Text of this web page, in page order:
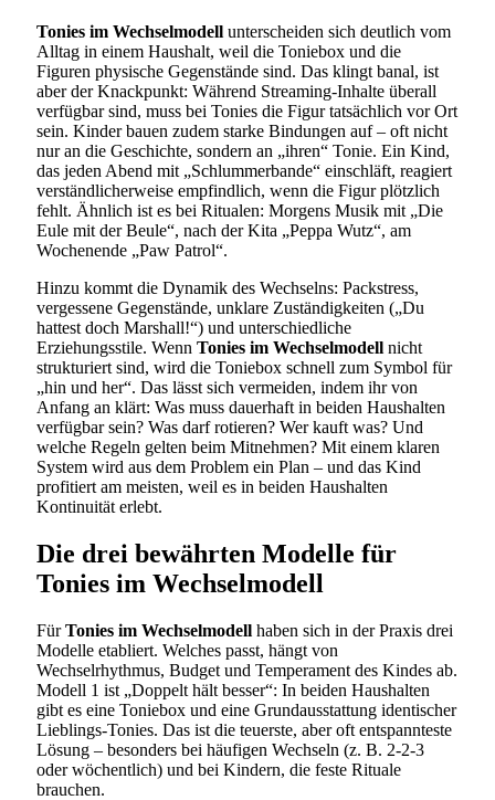
Tonies im Wechselmodell unterscheiden sich deutlich vom
Alltag in einem Haushalt, weil die Toniebox und die
Figuren physische Gegenstände sind. Das klingt banal, ist
aber der Knackpunkt: Während Streaming-Inhalte überall
verfügbar sind, muss bei Tonies die Figur tatsächlich vor Ort
sein. Kinder bauen zudem starke Bindungen auf – oft nicht
nur an die Geschichte, sondern an „ihren“ Tonie. Ein Kind,
das jeden Abend mit „Schlummerbande“ einschläft, reagiert
verständlicherweise empfindlich, wenn die Figur plötzlich
fehlt. Ähnlich ist es bei Ritualen: Morgens Musik mit „Die
Eule mit der Beule“, nach der Kita „Peppa Wutz“, am
Wochenende „Paw Patrol“.
Hinzu kommt die Dynamik des Wechselns: Packstress,
vergessene Gegenstände, unklare Zuständigkeiten („Du
hattest doch Marshall!“) und unterschiedliche
Erziehungsstile. Wenn Tonies im Wechselmodell nicht
strukturiert sind, wird die Toniebox schnell zum Symbol für
„hin und her“. Das lässt sich vermeiden, indem ihr von
Anfang an klärt: Was muss dauerhaft in beiden Haushalten
verfügbar sein? Was darf rotieren? Wer kauft was? Und
welche Regeln gelten beim Mitnehmen? Mit einem klaren
System wird aus dem Problem ein Plan – und das Kind
profitiert am meisten, weil es in beiden Haushalten
Kontinuität erlebt.
Die drei bewährten Modelle für
Tonies im Wechselmodell
FürTonies im Wechselmodell haben sich in der Praxis drei
Modelle etabliert. Welches passt, hängt von
Wechselrhythmus, Budget und Temperament des Kindes ab.
Modell 1 ist „Doppelt hält besser“: In beiden Haushalten
gibt es eine Toniebox und eine Grundausstattung identischer
Lieblings-Tonies. Das ist die teuerste, aber oft entspannteste
Lösung – besonders bei häufigen Wechseln (z. B. 2-2-3
oder wöchentlich) und bei Kindern, die feste Rituale
brauchen.